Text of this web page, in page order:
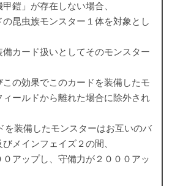
鎧」が存在しない場合、
の昆虫族モンスター１体を対象とし
備カード扱いとしてそのモンスター
この効果でこのカードを装備したモ
ィールドから離れた場合に除外され
を装備したモンスターはお互いのバ
びメインフェイズ２の間、
アップし、守備力が２０００アッ